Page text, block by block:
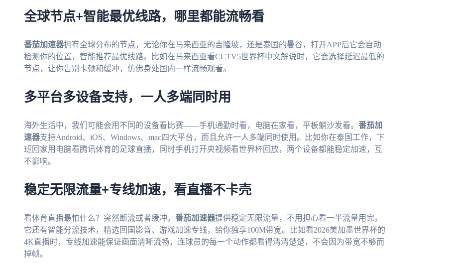
全球节点+智能最优线路，哪里都能流畅看
番茄加速器拥有全球分布的节点，无论你在马来西亚的吉隆坡，还是泰国的曼谷，打开APP后它会自动
检测你的位置，智能推荐最优线路。比如在马来西亚看CCTV5世界杯中文解说时，它会选择延迟最低的
节点，让你告别卡顿和缓冲，仿佛身处国内一样流畅观看。
多平台多设备支持，一人多端同时用
海外生活中，我们可能会用不同的设备看比赛——手机通勤时看，电脑在家看，平板躺沙发看。 番茄加
速器支持Android、iOS、Windows、mac四大平台，而且允许一人多端同时使用。比如你在泰国工作，下
班回家用电脑看腾讯体育的足球直播，同时手机打开央视频看世界杯回放，两个设备都能稳定加速，互
不影响。
稳定无限流量+专线加速，看直播不卡壳
看体育直播最怕什么？突然断流或者缓冲。 番茄加速器提供稳定无限流量，不用担心看一半流量用完。
它还有智能分流技术，精选回国影音、游戏加速专线，给你独享100M带宽。比如看2026美加墨世界杯的
4K直播时，专线加速能保证画面清晰流畅，连球员的每一个动作都看得清清楚楚，不会因为带宽不够而
掉帧。